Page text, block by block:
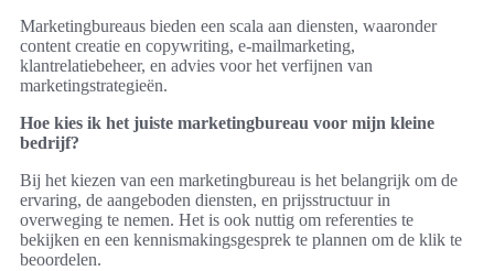
Marketingbureaus bieden een scala aan diensten, waaronder
content creatie en copywriting, e-mailmarketing,
klantrelatiebeheer, en advies voor het verfijnen van
marketingstrategieën.
Hoe kies ik het juiste marketingbureau voor mijn kleine
bedrijf?
Bij het kiezen van een marketingbureau is het belangrijk om de
ervaring, de aangeboden diensten, en prijsstructuur in
overweging te nemen. Het is ook nuttig om referenties te
bekijken en een kennismakingsgesprek te plannen om de klik te
beoordelen.